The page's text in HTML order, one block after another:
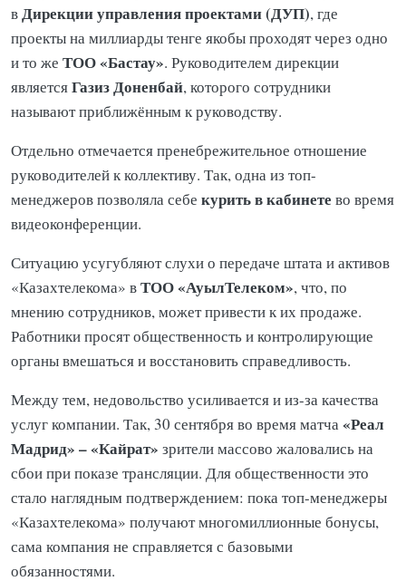
вДирекции управления проектами (ДУП), где
проекты на миллиарды тенге якобы проходят через одно
и то же ТОО «Бастау». Руководителем дирекции
являетсяГазиз Доненбай, которого сотрудники
называют приближённым к руководству.
Отдельно отмечается пренебрежительное отношение
руководителей к коллективу. Так, одна из топ-
менеджеров позволяла себе курить в кабинете во время
видеоконференции.
Ситуацию усугубляют слухи о передаче штата и активов
«Казахтелекома» вТОО «АуылТелеком», что, по
мнению сотрудников, может привести к их продаже.
Работники просят общественность и контролирующие
органы вмешаться и восстановить справедливость.
Между тем, недовольство усиливается и из-за качества
услуг компании. Так, 30 сентября во время матча«Реал
Мадрид» – «Кайрат» зрители массово жаловались на
сбои при показе трансляции. Для общественности это
стало наглядным подтверждением: пока топ-менеджеры
«Казахтелекома» получают многомиллионные бонусы,
сама компания не справляется с базовыми
обязанностями.